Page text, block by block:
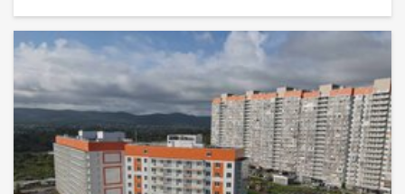
культуры и спорта Металлургов, магазины, торговый
комплекс Роща, парк "Гвардейский", набережная "Зеленый
берег". Без проблем можно уехать в любую точку города.
Документы полностью готовы к продаже, долгов и
обременений на квартире нет! Торг возможен! Чистая
продажа.